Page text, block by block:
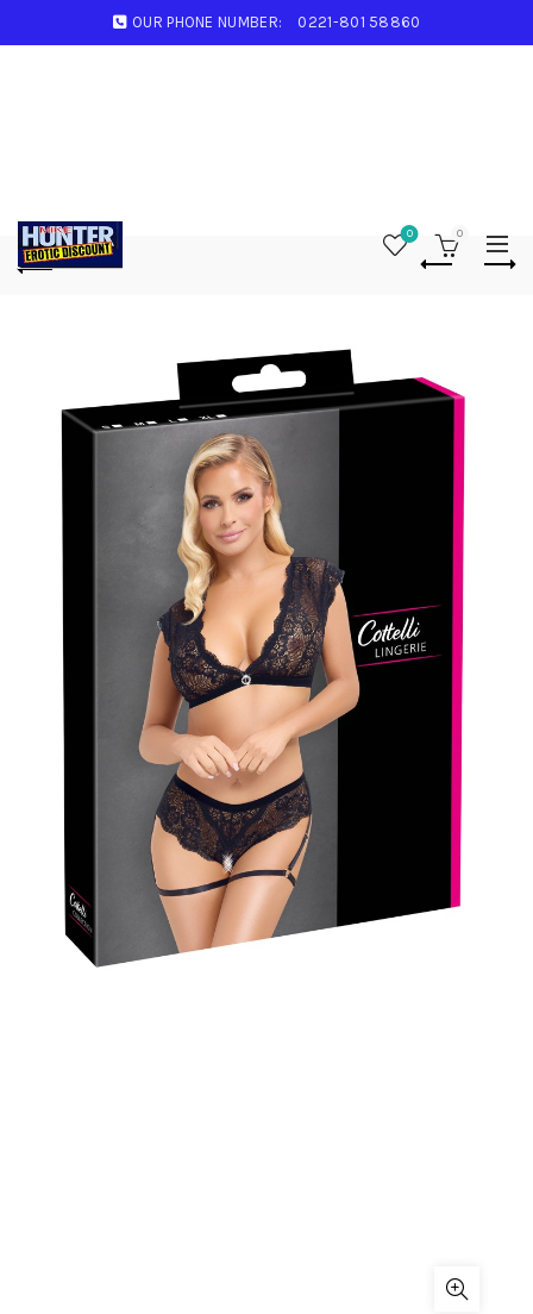
OUR PHONE NUMBER: 0221-801 58860
0 0